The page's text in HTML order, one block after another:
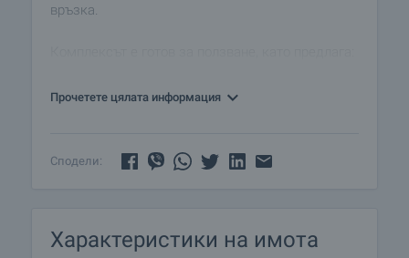
връзка.
• стилен ресторант
бани, сауна, помещения за масаж, козметичен
• интернет & бизнес център
Прочетете цялата информация
Сподели:
Характеристики на имота